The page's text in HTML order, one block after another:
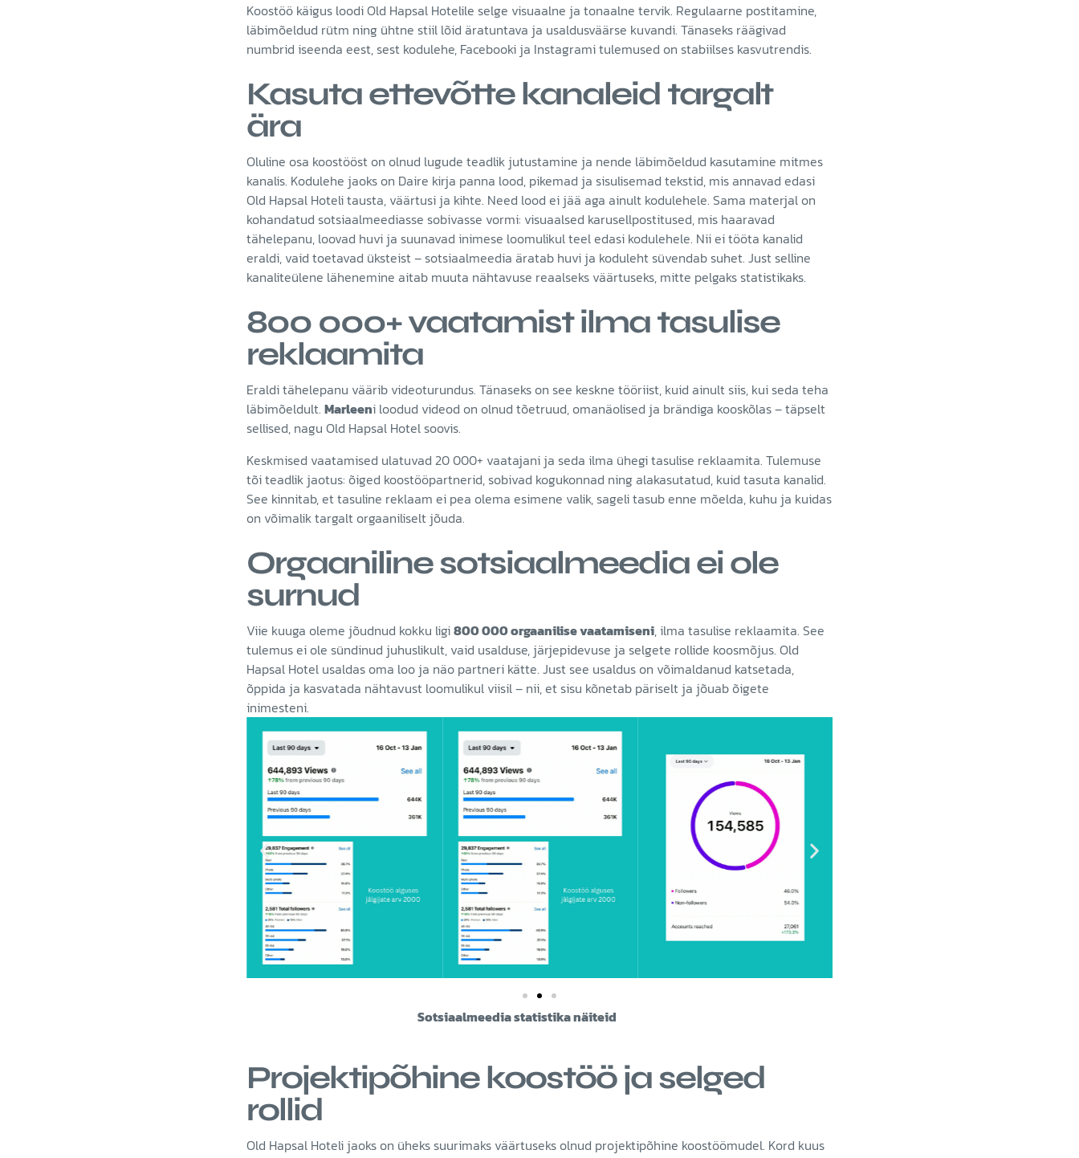
Koostöö käigus loodi Old Hapsal Hotelile selge visuaalne ja tonaalne tervik. Regulaarne postitamine,
läbimõeldud rütm ning ühtne stiil lõid äratuntava ja usaldusväärse kuvandi. Tänaseks räägivad
numbrid iseenda eest, sest kodulehe, Facebooki ja Instagrami tulemused on stabiilses kasvutrendis.
Kasuta ettevõtte kanaleid targalt
ära
Oluline osa koostööst on olnud lugude teadlik jutustamine ja nende läbimõeldud kasutamine mitmes
kanalis. Kodulehe jaoks on Daire kirja panna lood, pikemad ja sisulisemad tekstid, mis annavad edasi
Old Hapsal Hoteli tausta, väärtusi ja kihte. Need lood ei jää aga ainult kodulehele. Sama materjal on
kohandatud sotsiaalmeediasse sobivasse vormi: visuaalsed karusellpostitused, mis haaravad
tähelepanu, loovad huvi ja suunavad inimese loomulikul teel edasi kodulehele. Nii ei tööta kanalid
eraldi, vaid toetavad üksteist – sotsiaalmeedia äratab huvi ja koduleht süvendab suhet. Just selline
kanaliteülene lähenemine aitab muuta nähtavuse reaalseks väärtuseks, mitte pelgaks statistikaks.
800 000+ vaatamist ilma tasulise
reklaamita
Eraldi tähelepanu väärib videoturundus. Tänaseks on see keskne tööriist, kuid ainult siis, kui seda teha
läbimõeldult. Marleeni loodud videod on olnud tõetruud, omanäolised ja brändiga kooskõlas – täpselt
sellised, nagu Old Hapsal Hotel soovis.
Keskmised vaatamised ulatuvad 20 000+ vaatajani ja seda ilma ühegi tasulise reklaamita. Tulemuse
tõi teadlik jaotus: õiged koostööpartnerid, sobivad kogukonnad ning alakasutatud, kuid tasuta kanalid.
See kinnitab, et tasuline reklaam ei pea olema esimene valik, sageli tasub enne mõelda, kuhu ja kuidas
on võimalik targalt orgaaniliselt jõuda.
Orgaaniline sotsiaalmeedia ei ole
surnud
Viie kuuga oleme jõudnud kokku ligi800 000 orgaanilise vaatamiseni, ilma tasulise reklaamita. See
tulemus ei ole sündinud juhuslikult, vaid usalduse, järjepidevuse ja selgete rollide koosmõjus. Old
Hapsal Hotel usaldas oma loo ja näo partneri kätte. Just see usaldus on võimaldanud katsetada,
õppida ja kasvatada nähtavust loomulikul viisil – nii, et sisu kõnetab päriselt ja jõuab õigete
inimesteni.
Sotsiaalmeedia statistika näiteid
Projektipõhine koostöö ja selged
rollid
Old Hapsal Hoteli jaoks on üheks suurimaks väärtuseks olnud projektipõhine koostöömudel. Kord kuus